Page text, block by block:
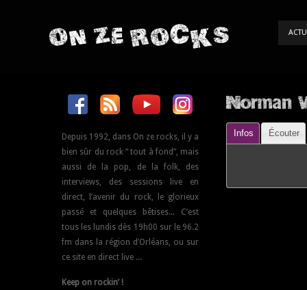
ON ZE ROCKS
Depuis 1992, dans On ze rocks, il y a
bien sûr du rock “ tout à fond”, mais
aussi de la pop, de la folk, des
interviews, des sessions live en
direct, l’avenir du rock, le glorieux
passé et quelques bêtises... C’est
tous les lundis dès 19h00 sur le 96.2
fm dans la région d’Orléans, ou sur
ce site en direct live ...
Keep on rockin’ !
Norman
Infos Écouter